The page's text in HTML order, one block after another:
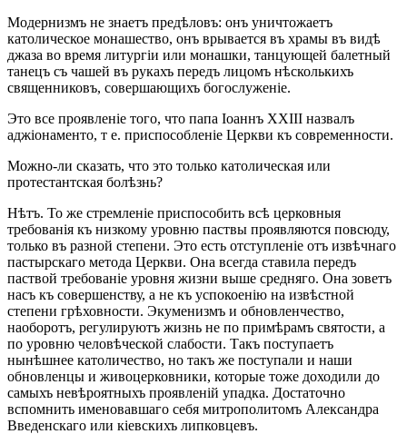
Модернизмъ не знаетъ предѣловъ: онъ уничтожаетъ
католическое монашество, онъ врывается въ храмы въ видѣ
джаза во время литургіи или монашки, танцующей балетный
танецъ съ чашей въ рукахъ передъ лицомъ нѣсколькихъ
священниковъ, совершающихъ богослуженіе.
Это все проявленіе того, что папа Іоаннъ XXIII назвалъ
аджіонаменто, т е. приспособленіе Церкви къ современности.
Можно-ли сказать, что это только католическая или
протестантская болѣзнь?
Нѣтъ. То же стремленіе приспособить всѣ церковныя
требованія къ низкому уровню паствы проявляются повсюду,
только въ разной степени. Это есть отступленіе отъ извѣчнаго
пастырскаго метода Церкви. Она всегда ставила передъ
паствой требованіе уровня жизни выше средняго. Она зоветъ
насъ къ совершенству, а не къ успокоенію на извѣстной
степени грѣховности. Экуменизмъ и обновленчество,
наоборотъ, регулируютъ жизнь не по примѣрамъ святости, а
по уровню человѣческой слабости. Такъ поступаетъ
нынѣшнее католичество, но такъ же поступали и наши
обновленцы и живоцерковники, которые тоже доходили до
самыхъ невѣроятныхъ проявленій упадка. Достаточно
вспомнить именовавшаго себя митрополитомъ Александра
Введенскаго или кіевскихъ липковцевъ.